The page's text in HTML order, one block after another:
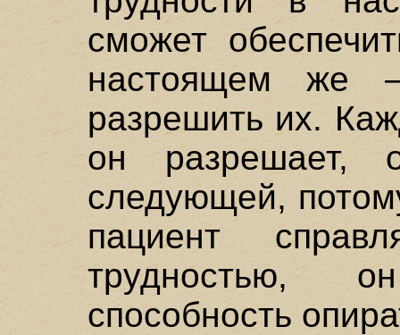
сможет
настоящем же
разрешить их.
он разрешает,
следующей,
пациент
трудностью,
способность